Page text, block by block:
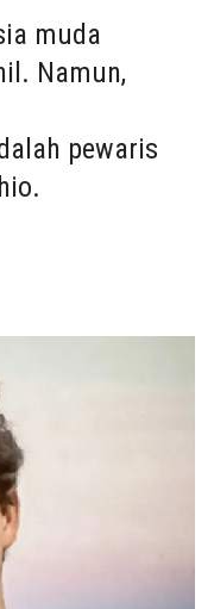
muda
Namun,
pewaris